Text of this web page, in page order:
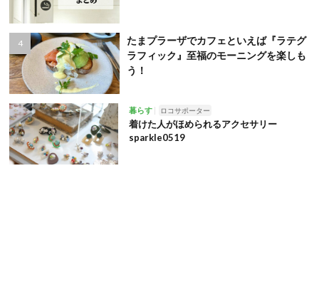
たまプラーザでカフェといえば『ラテグ
ラフィック』至福のモーニングを楽しも
う！
暮らす ロコサポーター
着けた人がほめられるアクセサリー
sparkle0519